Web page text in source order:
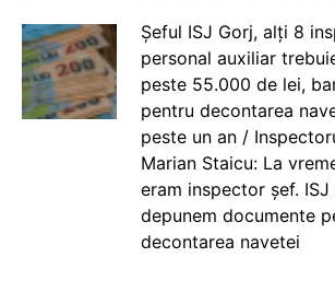
Șeful ISJ Gorj, alți 8
personal auxiliar
peste 55.000 de lei,
pentru decontarea
peste un an /
Marian Staicu: La
eram inspector șef.
depunem documente
decontarea navetei